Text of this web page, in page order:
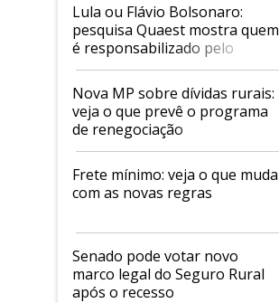
Lula ou Flávio Bolsonaro:
pesquisa Quaest mostra quem
é responsabilizado pelo
tarifaço dos EUA
Nova MP sobre dívidas rurais:
veja o que prevê o programa
de renegociação
Frete mínimo: veja o que muda
com as novas regras
Senado pode votar novo
marco legal do Seguro Rural
após o recesso